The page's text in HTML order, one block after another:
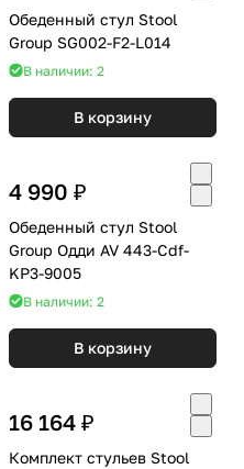
Обеденный стул Stool
Group SG002-F2-L014
В наличии: 2
В корзину
4 990 ₽
Обеденный стул Stool
Group Одди AV 443-Cdf-
KP3-9005
В наличии: 2
В корзину
16 164 ₽
Комплект стульев Stool